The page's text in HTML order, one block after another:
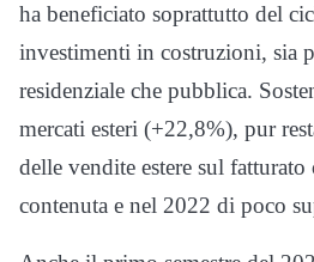
ha beneficiato soprattutto del
investimenti in costruzioni, sia
residenziale che pubblica.
mercati esteri (+22,8%), pur
delle vendite estere sul
contenuta e nel 2022 di poco